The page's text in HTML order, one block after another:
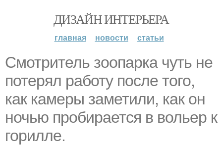
ДИЗАЙН ИНТЕРЬЕРА
главная новости статьи
Смотритель зоопарка чуть не
потерял работу после того,
как камеры заметили, как он
ночью пробирается в вольер к
горилле.